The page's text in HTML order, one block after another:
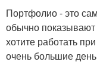
Портфолио - это
обычно
хотите работать
очень большие